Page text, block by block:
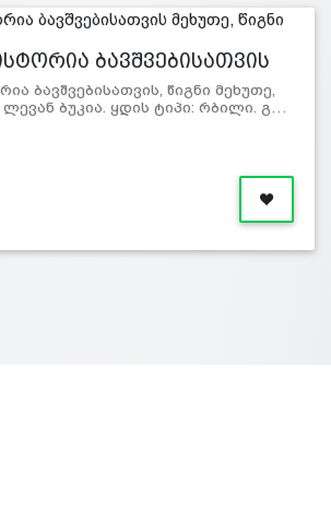
ბავშვებისათვის
ბავშვებისათვის, წიგნი მეხუთე,
ბუკია. ყდის ტიპი: რბილი. გ…